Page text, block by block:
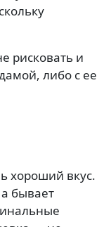
рисковать и
либо с ее
хороший вкус.
бывает